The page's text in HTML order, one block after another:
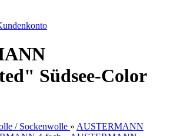
Südsee-Color
/ Sockenwolle » AUSTERMANN